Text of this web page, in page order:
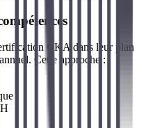
CKA dans leur plan
Cette approche :